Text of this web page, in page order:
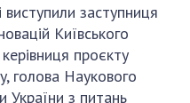
конкурси
виступили заступниця
Київського
проєкту
голова Наукового
України з питань